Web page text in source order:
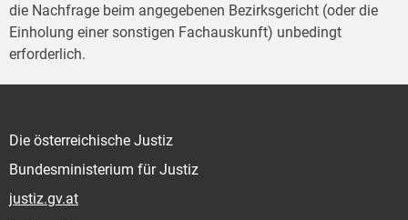
die Nachfrage beim angegebenen Bezirksgericht (oder die
Einholung einer sonstigen Fachauskunft) unbedingt
erforderlich.
Die österreichische Justiz
Bundesministerium für Justiz
justiz.gv.at